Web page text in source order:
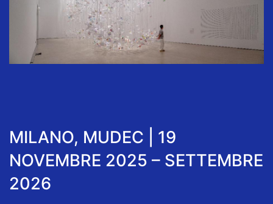
MILANO, MUDEC | 19
NOVEMBRE 2025 – SETTEMBRE
2026